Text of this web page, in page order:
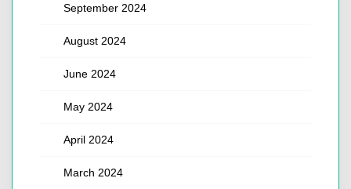
September 2024
August 2024
June 2024
May 2024
April 2024
March 2024